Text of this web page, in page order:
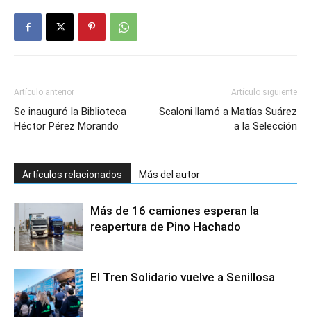
Artículo anterior
Se inauguró la Biblioteca
Héctor Pérez Morando
Artículo siguiente
Scaloni llamó a Matías Suárez
a la Selección
Artículos relacionados Más del autor
Más de 16 camiones esperan la
reapertura de Pino Hachado
El Tren Solidario vuelve a Senillosa